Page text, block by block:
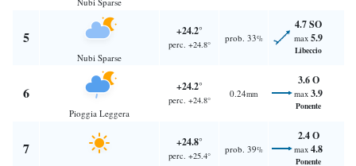
5
Nubi Sparse
+24.2°
perc. +24.8°
prob. 33%
4.7 SO
max 5.9
Libeccio
6
Pioggia Leggera
+24.2°
perc. +24.8°
0.24mm
3.6 O
max 3.9
Ponente
7 +24.8°
perc. +25.4°
prob. 39%
2.4 O
max 4.8
Ponente